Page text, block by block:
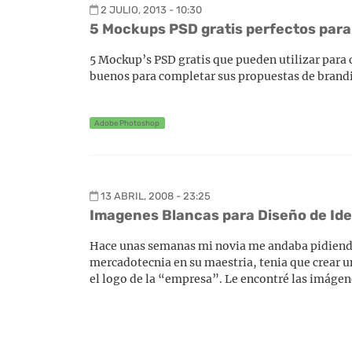
2 JULIO, 2013 - 10:30
5 Mockups PSD gratis perfectos
5 Mockup’s PSD gratis que pueden utilizar
buenos para completar sus propuestas de
Adobe Photoshop
13 ABRIL, 2008 - 23:25
Imagenes Blancas para Diseño de
Hace unas semanas mi novia me andaba
mercadotecnia en su maestria, tenia que crear
el logo de la “empresa”. Le encontré las